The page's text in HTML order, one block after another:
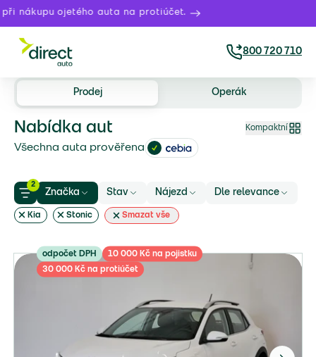
nákupu ojetého auta na protiúčet.
800 720 710
Prodej Operák
Nabídka aut Kompaktní
Všechna auta prověřena
2
Značka Stav Nájezd Dle relevance
Kia Stonic Smazat vše
odpočet DPH
10 000 Kč na pojistku
30 000 Kč na protiúčet